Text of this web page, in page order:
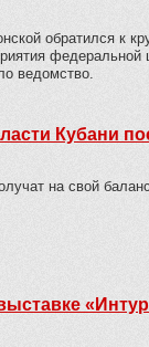
обратился к
ведомство.
Кубани
на свой